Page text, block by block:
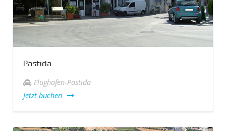
Pastida
Flughafen-Pastida
Jetzt buchen